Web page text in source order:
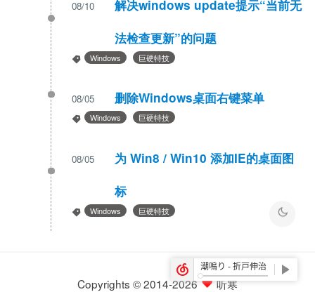
08/10
解决windows update提示“当前无
法检查更新”的问题
Windows 巨硬特技
08/05 删除Windows桌面右键菜单
Windows 巨硬特技
08/05
为 Win8 / Win10 添加IE的桌面图
标
Windows 巨硬特技
Copyrights © 2014-2026 听寒